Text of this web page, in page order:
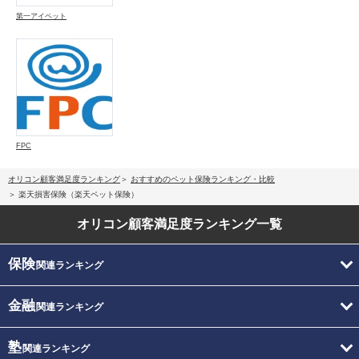
第一アイペット
FPC
オリコン顧客満足度ランキング
おすすめのペット保険ランキング・比較
楽天損害保険（楽天ペット保険）
オリコン顧客満足度ランキング一覧
保険関連ランキング
金融関連ランキング
塾関連ランキング